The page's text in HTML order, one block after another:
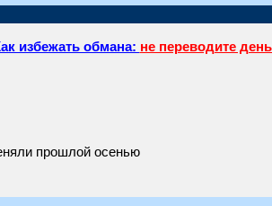
избежать обмана: не переводите
прошлой осенью